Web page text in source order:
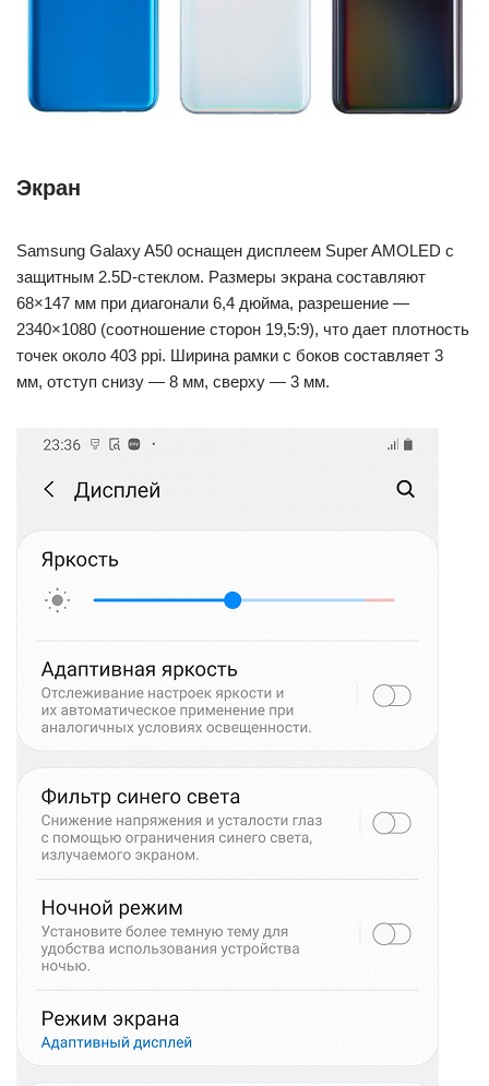
Экран
Samsung Galaxy A50 оснащен дисплеем Super AMOLED с
защитным 2.5D-стеклом. Размеры экрана составляют
68×147 мм при диагонали 6,4 дюйма, разрешение —
2340×1080 (соотношение сторон 19,5:9), что дает плотность
точек около 403 ppi. Ширина рамки с боков составляет 3
мм, отступ снизу — 8 мм, сверху — 3 мм.